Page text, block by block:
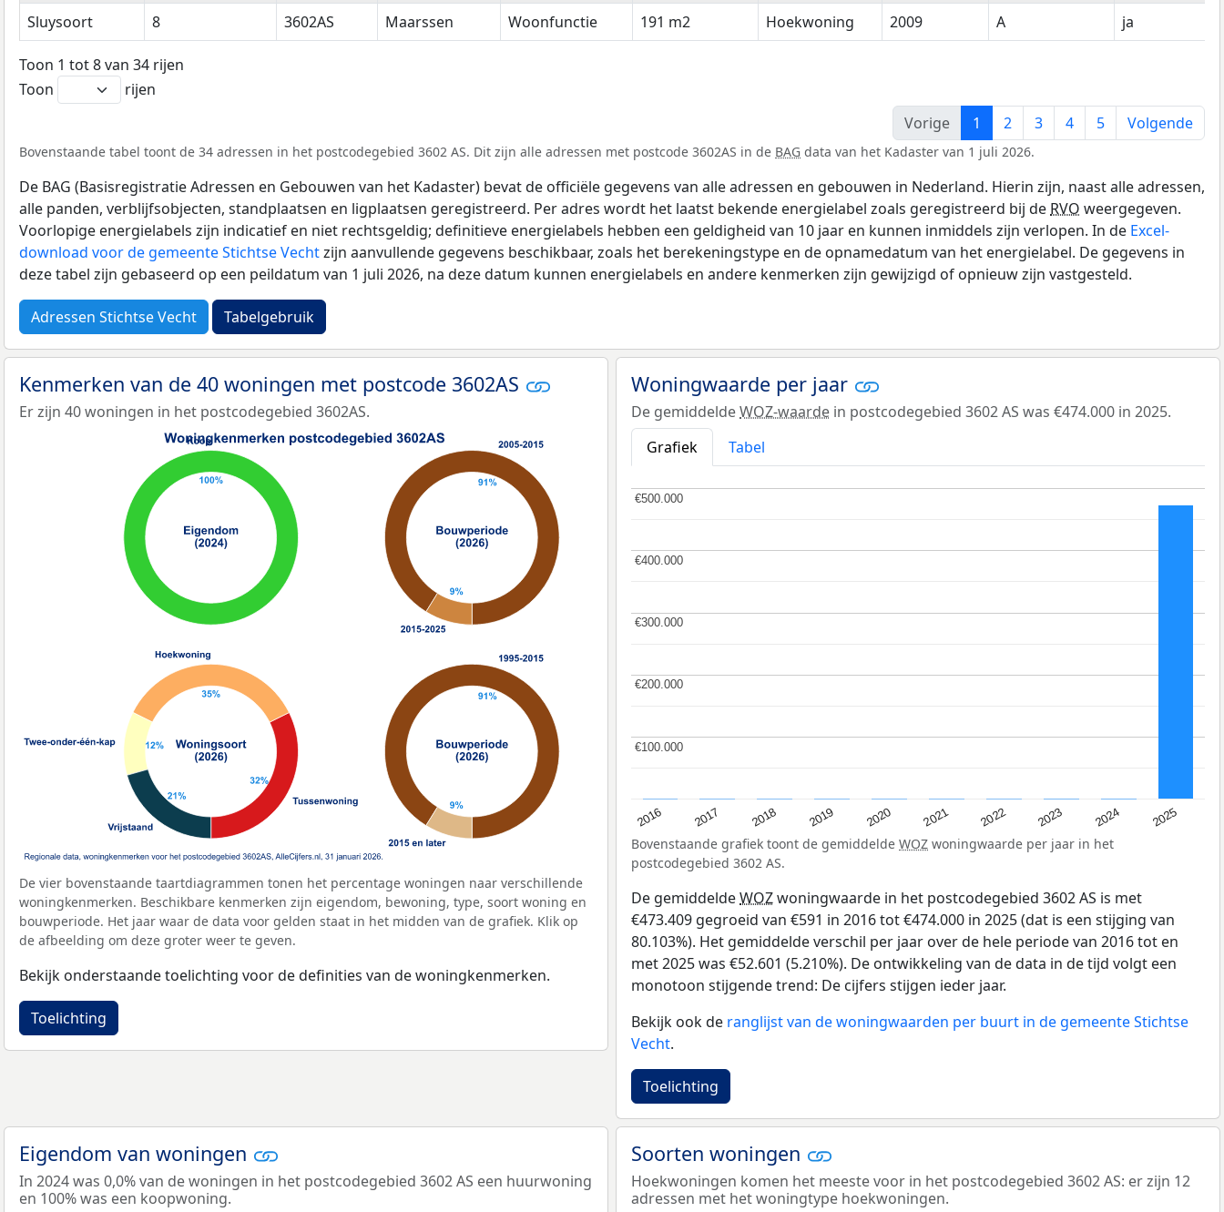
Sluysoort
8 3602AS Maarssen Woonfunctie 191 m2 Hoekwoning 2009 A ja
Toon 1 tot 8 van 34 rijen
Toon
rijen
Vorige
1 2 3 4 5 Volgende
Bovenstaande tabel toont de 34 adressen in het postcodegebied 3602 AS. Dit zijn alle adressen met postcode 3602AS in de BAG data van het Kadaster van 1 juli 2026.
De BAG (Basisregistratie Adressen en Gebouwen van het Kadaster) bevat de officiële gegevens van alle adressen en gebouwen in Nederland. Hierin zijn, naast alle adressen,
alle panden, verblijfsobjecten, standplaatsen en ligplaatsen geregistreerd. Per adres wordt het laatst bekende energielabel zoals geregistreerd bij de RVO weergegeven.
Voorlopige energielabels zijn indicatief en niet rechtsgeldig; definitieve energielabels hebben een geldigheid van 10 jaar en kunnen inmiddels zijn verlopen. In de Excel-
download voor de gemeente Stichtse Vechtzijn aanvullende gegevens beschikbaar, zoals het berekeningstype en de opnamedatum van het energielabel. De gegevens in
deze tabel zijn gebaseerd op een peildatum van 1 juli 2026, na deze datum kunnen energielabels en andere kenmerken zijn gewijzigd of opnieuw zijn vastgesteld.
Adressen Stichtse Vecht Tabelgebruik
Kenmerken van de 40 woningen met postcode 3602AS
Er zijn 40 woningen in het postcodegebied 3602AS.
De vier bovenstaande taartdiagrammen tonen het percentage woningen naar verschillende
woningkenmerken. Beschikbare kenmerken zijn eigendom, bewoning, type, soort woning en
bouwperiode. Het jaar waar de data voor gelden staat in het midden van de grafiek. Klik op
de afbeelding om deze groter weer te geven.
Bekijk onderstaande toelichting voor de definities van de woningkenmerken.
Toelichting
Woningwaarde per jaar
De gemiddeldeWOZ-waarde in postcodegebied 3602 AS was €474.000 in 2025.
Grafiek
Tabel
2016 2017 2018 2019 2020 2021 2022 2023 2024 2025
€100.000
€100.000
€200.000
€200.000
€300.000
€300.000
€400.000
€400.000
€500.000
€500.000
Bovenstaande grafiek toont de gemiddelde WOZ woningwaarde per jaar in het
postcodegebied 3602 AS.
De gemiddeldeWOZwoningwaarde in het postcodegebied 3602 AS is met
€473.409 gegroeid van €591 in 2016 tot €474.000 in 2025 (dat is een stijging van
80.103%). Het gemiddelde verschil per jaar over de hele periode van 2016 tot en
met 2025 was €52.601 (5.210%). De ontwikkeling van de data in de tijd volgt een
monotoon stijgende trend: De cijfers stijgen ieder jaar.
Bekijk ook de ranglijst van de woningwaarden per buurt in de gemeente Stichtse
Vecht.
Toelichting
Eigendom van woningen
In 2024 was 0,0% van de woningen in het postcodegebied 3602 AS een huurwoning
en 100% was een koopwoning.
Soorten woningen
Hoekwoningen komen het meeste voor in het postcodegebied 3602 AS: er zijn 12
adressen met het woningtype hoekwoningen.